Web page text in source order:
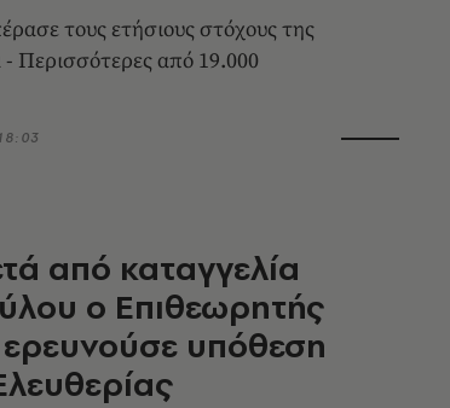
τους ετήσιους στόχους της
- Περισσότερες από 19.000
από καταγγελία
ο Επιθεωρητής
υπόθεση